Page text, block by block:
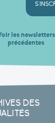
les newsletters
précédentes
DES